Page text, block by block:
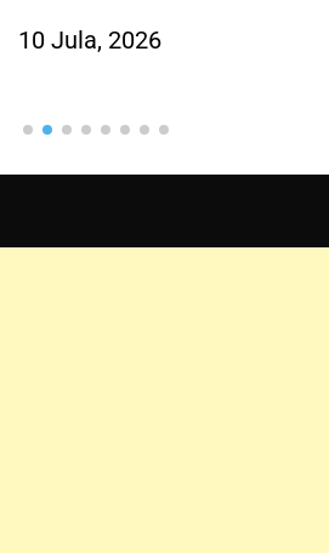
10 Jula, 2026